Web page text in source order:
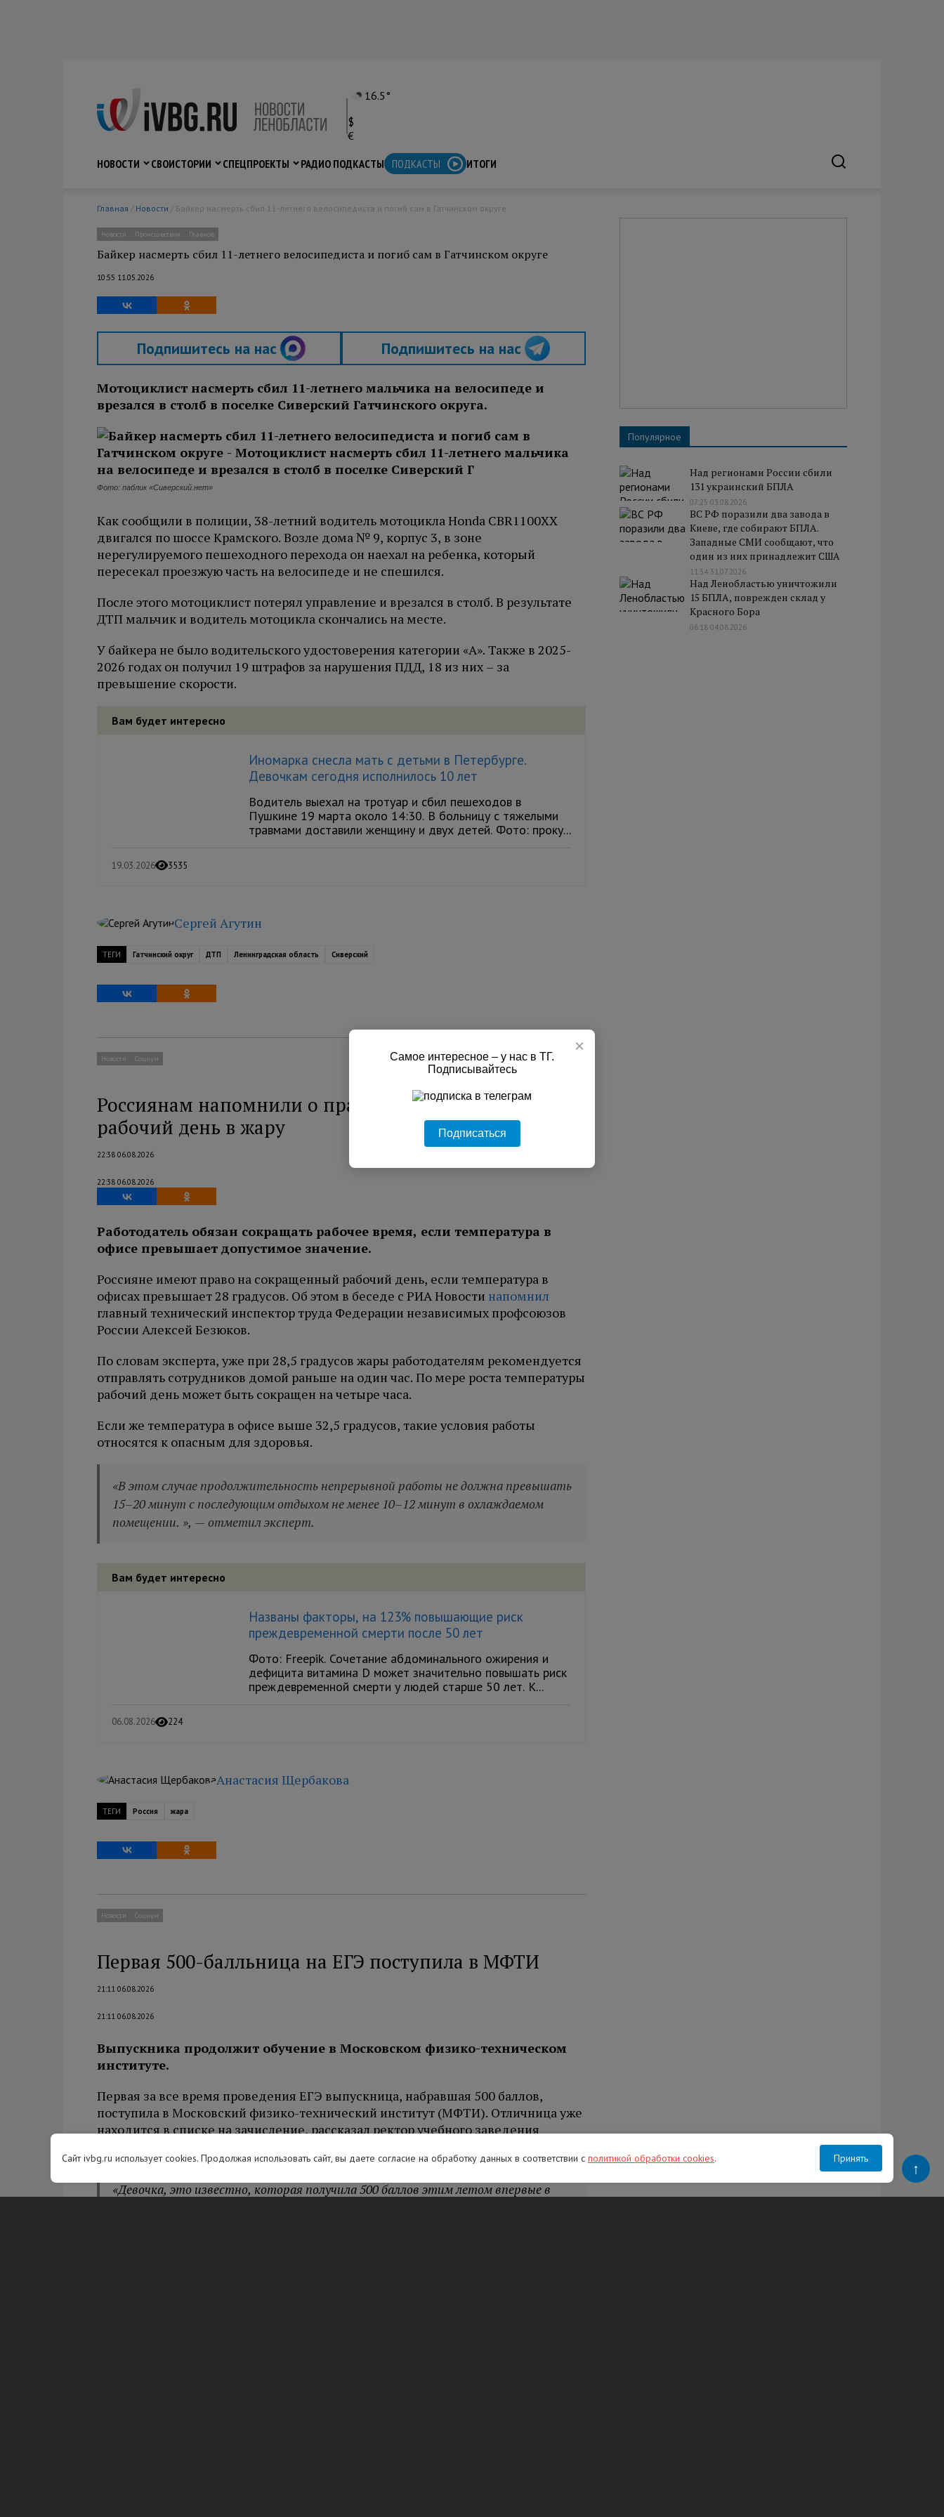
16.5°
$
€
НОВОСТИ
СВОИСТОРИИ СПЕЦПРОЕКТЫ РАДИО ПОДКАСТЫ ПОДКАСТЫ ИТОГИ
Главная / Новости / Байкер насмерть сбил 11-летнего велосипедиста и погиб сам в Гатчинском округе
Новости Происшествия Главное
Байкер насмерть сбил 11-летнего велосипедиста и погиб сам в Гатчинском округе
10:55 11.05.2026
Подпишитесь на нас Подпишитесь на нас
Мотоциклист насмерть сбил 11-летнего мальчика на велосипеде и
врезался в столб в поселке Сиверский Гатчинского округа.
Фото: паблик «Сиверский.нет»
Как сообщили в полиции, 38-летний водитель мотоцикла Honda CBR1100XX
двигался по шоссе Крамского. Возле дома № 9, корпус 3, в зоне
нерегулируемого пешеходного перехода он наехал на ребенка, который
пересекал проезжую часть на велосипеде и не спешился.
После этого мотоциклист потерял управление и врезался в столб. В результате
ДТП мальчик и водитель мотоцикла скончались на месте.
У байкера не было водительского удостоверения категории «А». Также в 2025-
2026 годах он получил 19 штрафов за нарушения ПДД, 18 из них – за
превышение скорости.
Вам будет интересно
Иномарка снесла мать с детьми в Петербурге.
Девочкам сегодня исполнилось 10 лет
Водитель выехал на тротуар и сбил пешеходов в
Пушкине 19 марта около 14:30. В больницу с тяжелыми
травмами доставили женщину и двух детей. Фото: проку...
19.03.2026 3535
Сергей Агутин
ТЕГИ Гатчинский округ ДТП Ленинградская область Сиверский
Новости Социум
Россиянам напомнили о праве на сокращенный
рабочий день в жару
22:38 06.08.2026
22:38 06.08.2026
Работодатель обязан сокращать рабочее время, если температура в
офисе превышает допустимое значение.
Россияне имеют право на сокращенный рабочий день, если температура в
офисах превышает 28 градусов. Об этом в беседе с РИА Новости напомнил
главный технический инспектор труда Федерации независимых профсоюзов
России Алексей Безюков.
По словам эксперта, уже при 28,5 градусов жары работодателям рекомендуется
отправлять сотрудников домой раньше на один час. По мере роста температуры
рабочий день может быть сокращен на четыре часа.
Если же температура в офисе выше 32,5 градусов, такие условия работы
относятся к опасным для здоровья.
«В этом случае продолжительность непрерывной работы не должна превышать
15–20 минут с последующим отдыхом не менее 10–12 минут в охлаждаемом
помещении. », — отметил эксперт.
Вам будет интересно
Названы факторы, на 123% повышающие риск
преждевременной смерти после 50 лет
Фото: Freepik. Сочетание абдоминального ожирения и
дефицита витамина D может значительно повышать риск
преждевременной смерти у людей старше 50 лет. К...
06.08.2026 224
Анастасия Щербакова
ТЕГИ Россия жара
Новости Социум
Первая 500-балльница на ЕГЭ поступила в МФТИ
21:11 06.08.2026
21:11 06.08.2026
Выпускника продолжит обучение в Московском физико-техническом
институте.
Первая за все время проведения ЕГЭ выпускница, набравшая 500 баллов,
поступила в Московский физико-технический институт (МФТИ). Отличница уже
находится в списке на зачисление, рассказал ректор учебного заведения
«Девочка, это известно, которая получила 500 баллов этим летом впервые в
Популярное
Над регионами России сбили
131 украинский БПЛА
07:25 03.08.2026
ВС РФ поразили два завода в
Киеве, где собирают БПЛА.
Западные СМИ сообщают, что
один из них принадлежит США
11:34 31.07.2026
Над Ленобластью уничтожили
15 БПЛА, поврежден склад у
Красного Бора
06:18 04.08.2026
×
Самое интересное – у нас в ТГ.
Подписывайтесь
Подписаться
Сайт ivbg.ru использует cookies. Продолжая использовать сайт, вы даете согласие на обработку данных в соответствии с политикой обработки cookies. Принять
↑